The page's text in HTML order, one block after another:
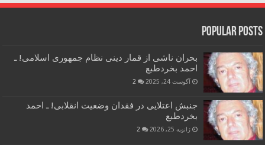
Popular Posts
بحران ناشی از قمار دینی نظام جمهوری اسلامی! ـ
احمد بخردطبع
آگوست 24, 2025 2
جنبش اعتلایی در فقدان وضعیت انقلابی! ـ احمد
بخردطبع
ژانویه 25, 2026 2